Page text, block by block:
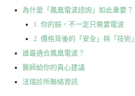
為什麼「鳳凰電波諮詢」如此重要？
1. 你的臉，不一定只需要電波
2. 價格背後的「安全」與「技術」
誰最適合鳳凰電波？
醫師給你的真心建議
法瑞診所聯絡資訊